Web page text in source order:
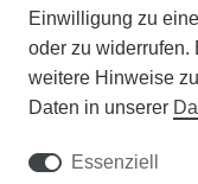
Einwilligung zu
oder zu widerrufen.
weitere Hinweise
Daten in unserer
Essenziell